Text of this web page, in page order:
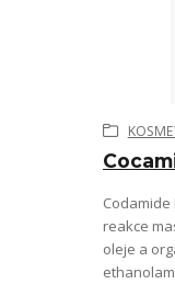
reakce
oleje a